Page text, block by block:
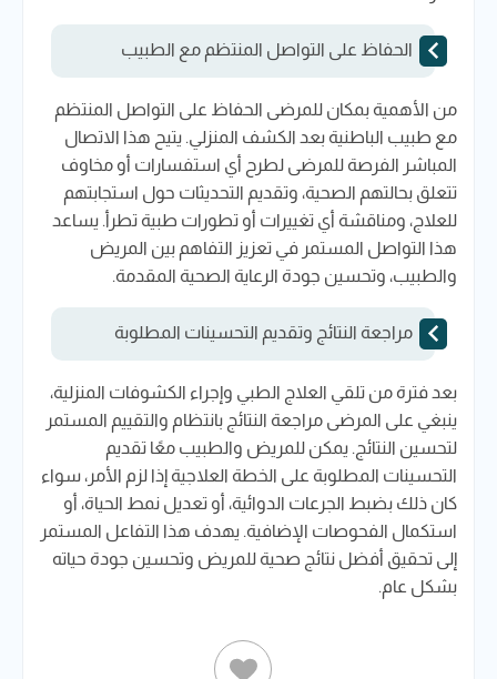
الحفاظ على التواصل المنتظم مع الطبيب
من الأهمية بمكان للمرضى الحفاظ على التواصل المنتظم
مع طبيب الباطنية بعد الكشف المنزلي. يتيح هذا الاتصال
المباشر الفرصة للمرضى لطرح أي استفسارات أو مخاوف
تتعلق بحالتهم الصحية، وتقديم التحديثات حول استجابتهم
للعلاج، ومناقشة أي تغييرات أو تطورات طبية تطرأ. يساعد
هذا التواصل المستمر في تعزيز التفاهم بين المريض
والطبيب، وتحسين جودة الرعاية الصحية المقدمة.
مراجعة النتائج وتقديم التحسينات المطلوبة
بعد فترة من تلقي العلاج الطبي وإجراء الكشوفات المنزلية،
ينبغي على المرضى مراجعة النتائج بانتظام والتقييم المستمر
لتحسين النتائج. يمكن للمريض والطبيب معًا تقديم
التحسينات المطلوبة على الخطة العلاجية إذا لزم الأمر، سواء
كان ذلك بضبط الجرعات الدوائية، أو تعديل نمط الحياة، أو
استكمال الفحوصات الإضافية. يهدف هذا التفاعل المستمر
إلى تحقيق أفضل نتائج صحية للمريض وتحسين جودة حياته
بشكل عام.